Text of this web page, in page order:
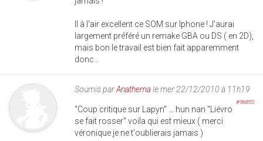
Il à l'air excellent ce SOM sur Iphone ! J'aurai
largement préféré un remake GBA ou DS ( en 2D),
mais bon le travail est bien fait apparemment
donc...
Soumis parAnathemale mer 22/12/2010 à 11h19
#96855
"Coup critique sur Lapyn" ... hun nan "Liévro
se fait rosser" voila qui est mieux ( merci
véronique je ne t'oublierais jamais )